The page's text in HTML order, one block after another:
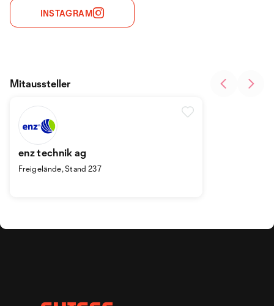
INSTAGRAM
enz technik ag
Freigelände, Stand 237
Mitaussteller